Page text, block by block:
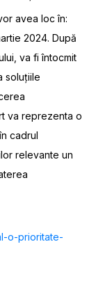
avea loc în:
2024. După
va fi întocmit
soluțiile
va reprezenta o
cadrul
relevante un
o-prioritate-